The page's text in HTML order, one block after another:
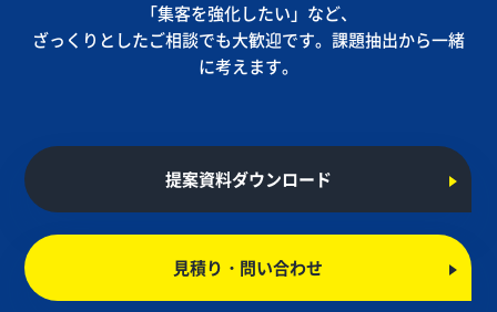
「集客を強化したい」など、
ざっくりとしたご相談でも大歓迎です。課題抽出から一緒
に考えます。
提案資料ダウンロード
見積り・問い合わせ